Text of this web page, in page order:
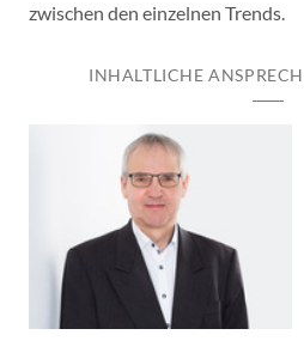
zwischen den einzelnen Trends.
INHALTLICHE